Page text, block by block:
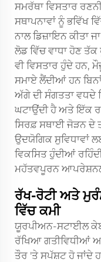
ਸਮਰੱਥਾ ਵਿਸਤਾਰ
ਸਥਾਪਨਾਵਾਂ ਨੂੰ ਭਵਿੱਖ
ਨਾਲ ਡਿਜ਼ਾਇਨ ਕੀਤਾ
ਲੋਡ ਵਿੱਚ ਵਾਧਾ ਹੋਣ
ਵੀ ਵਿਸਤਾਰ ਹੁੰਦੇ ਹਨ,
ਸਮਾਏ ਲੈਂਦੀਆਂ ਹਨ
ਅੱਗੇ ਦੀ ਸੰਗਤਤਾ ਵਧਦੇ
ਘਟਾਉਂਦੀ ਹੈ ਅਤੇ ਇੱਕ
ਸਿਰਫ਼ ਸਥਾਈ ਜੋੜਨ ਦੇ
ਉਦਯੋਗਿਕ ਸੁਵਿਧਾਵਾਂ
ਵਿਕਸਿਤ ਹੁੰਦੀਆਂ
ਮਹੱਤਵਪੂਰਨ ਆਪਰੇਸ਼ਨਲ
ਰੱਖ-ਰੋਟੀ ਅਤੇ
ਵਿੱਚ ਕਮੀ
ਯੂਰਪੀਅਨ-ਸਟਾਈਲ
ਰੱਖਿਆ ਗਤੀਵਿਧੀਆਂ
ਤੌਰ 'ਤੇ ਸਪੱਸ਼ਟ ਹੋ ਜਾਂਦੇ